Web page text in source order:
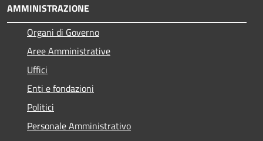
AMMINISTRAZIONE
Organi di Governo
Aree Amministrative
Uffici
Enti e fondazioni
Politici
Personale Amministrativo